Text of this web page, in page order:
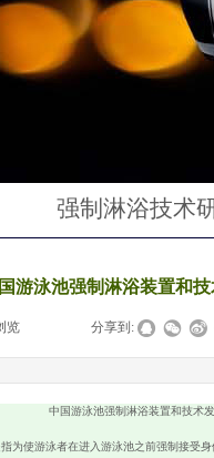
强制淋浴技术
游泳池强制淋浴装置和
览 分享到:
中国游泳池强制淋浴装置和技术
使游泳者在进入游泳池之前强制接受